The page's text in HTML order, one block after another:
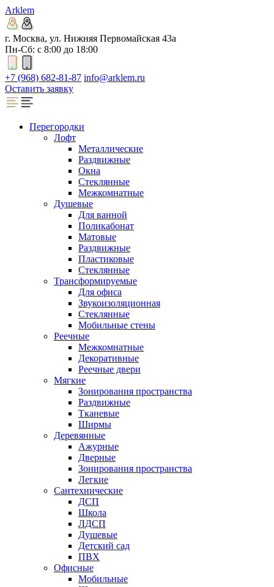
Arklem
г. Москва, ул. Нижняя Первомайская 43а
Пн-Сб: с 8:00 до 18:00
+7 (968) 682-81-87 info@arklem.ru
Оставить заявку
Перегородки
Лофт
Металлические
Раздвижные
Окна
Стеклянные
Межкомнатные
Душевые
Для ванной
Поликабонат
Матовые
Раздвижные
Пластиковые
Стеклянные
Трансформируемые
Для офиса
Звукоизоляционная
Стеклянные
Мобильные стены
Реечные
Межкомнатные
Декоративные
Реечные двери
Мягкие
Зонирования пространства
Раздвижные
Тканевые
Ширмы
Деревянные
Ажурные
Дверные
Зонирования пространства
Легкие
Сантехнические
ДСП
Школа
ЛДСП
Душевые
Детский сад
ПВХ
Офисные
Мобильные